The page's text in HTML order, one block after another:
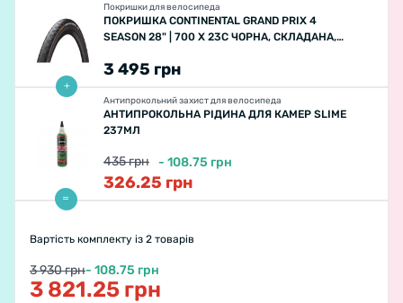
Покришки для велосипеда
ПОКРИШКА CONTINENTAL GRAND PRIX 4
SEASON 28" | 700 X 23C ЧОРНА, СКЛАДАНА,
3 495 грн
Антипрокольний захист для велосипеда
АНТИПРОКОЛЬНА РІДИНА ДЛЯ КАМЕР SLIME
237МЛ
435грн - 108.75 грн
326.25 грн
Вартість комплекту із 2 товарів
3 930 грн- 108.75 грн
3 821.25 грн